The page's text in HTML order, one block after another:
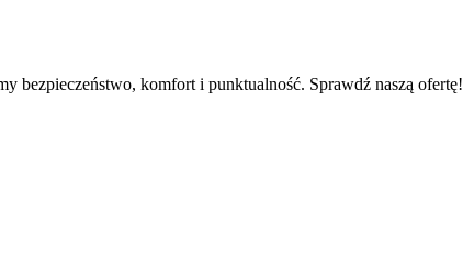
bezpieczeństwo, komfort i punktualność. Sprawdź naszą ofertę!